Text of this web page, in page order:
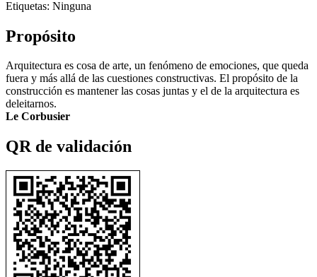
Etiquetas: Ninguna
Propósito
Arquitectura es cosa de arte, un fenómeno de emociones, que queda
fuera y más allá de las cuestiones constructivas. El propósito de la
construcción es mantener las cosas juntas y el de la arquitectura es
deleitarnos.
Le Corbusier
QR de validación